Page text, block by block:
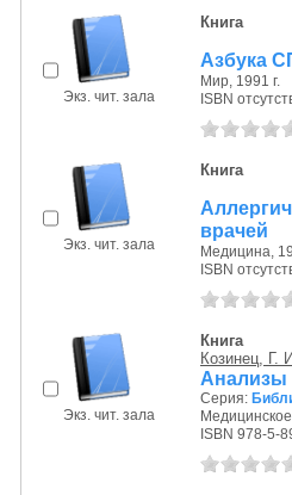
Экз. чит. зала
Книга
Азбука
Мир, 1991 г.
ISBN
Экз. чит. зала
Книга
врачей
Медицина,
ISBN
Экз. чит. зала
Книга
Козинец, Г.
Анализы
Серия:
ISBN 978-5-